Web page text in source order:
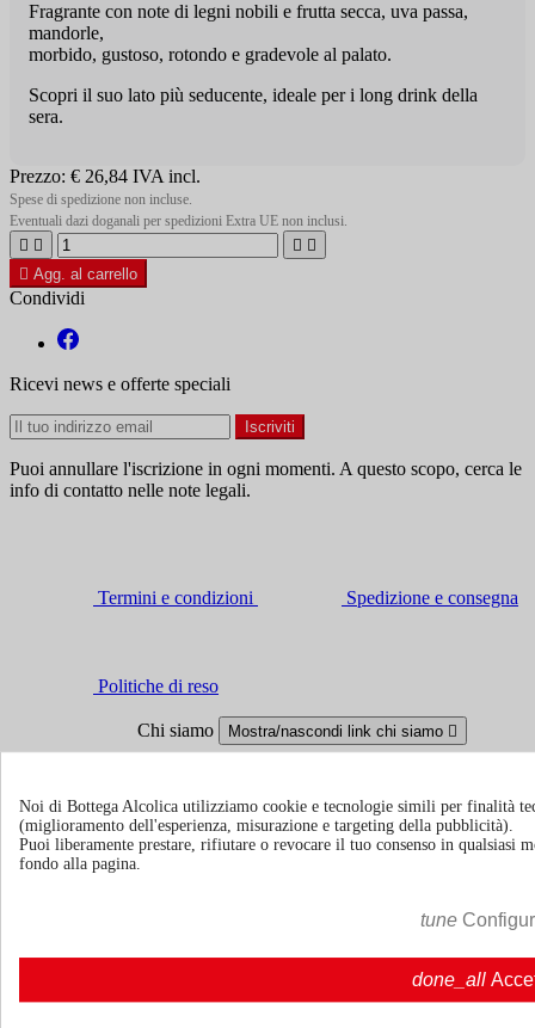
Fragrante con note di legni nobili e frutta secca, uva passa,
mandorle,
morbido, gustoso, rotondo e gradevole al palato.
Scopri il suo lato più seducente, ideale per i long drink della
sera.
Prezzo: € 26,84 IVA incl.
Spese di spedizione non incluse.
Eventuali dazi doganali per spedizioni Extra UE non inclusi.
   
 Agg. al carrello
Condividi
Ricevi news e offerte speciali
Puoi annullare l'iscrizione in ogni momenti. A questo scopo, cerca le
info di contatto nelle note legali.
Termini e condizioni Spedizione e consegna
Politiche di reso
Chi siamo Mostra/nascondi link chi siamo 
FAQ Domande frequenti |
Contattaci
Account
Noi di Bottega Alcolica utilizziamo cookie e tecnologie simili per finalità
(miglioramento dell'esperienza, misurazione e targeting della pubblicità).
Puoi liberamente prestare, rifiutare o revocare il tuo consenso in qualsiasi
fondo alla pagina.
tune
done_all